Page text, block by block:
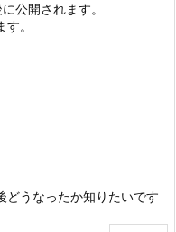
公開されます。
。
どうなったか知りたいです